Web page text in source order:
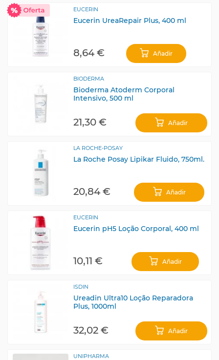
EUCERIN
Eucerin UreaRepair Plus, 400 ml
8,64 € Añadir
BIODERMA
Bioderma Atoderm Corporal
Intensivo, 500 ml
21,30 € Añadir
LA ROCHE-POSAY
La Roche Posay Lipikar Fluido, 750ml.
20,84 € Añadir
EUCERIN
Eucerin pH5 Loção Corporal, 400 ml
10,11 € Añadir
ISDIN
Ureadin Ultra10 Loção Reparadora
Plus, 1000ml
32,02 € Añadir
UNIPHARMA